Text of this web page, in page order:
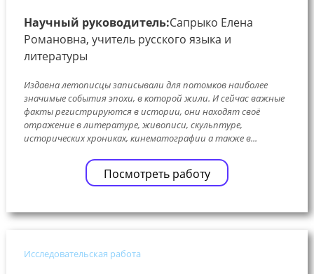
Научный руководитель:Сапрыко Елена
Романовна, учитель русского языка и
литературы
Издавна летописцы записывали для потомков наиболее
значимые события эпохи, в которой жили. И сейчас важные
факты регистрируются в истории, они находят своё
отражение в литературе, живописи, скульптуре,
исторических хрониках, кинематографии а также в...
Посмотреть работу
Исследовательская работа